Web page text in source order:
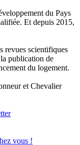
du Pays
Et depuis 2015,
revues scientifiques
publication de
du logement.
et Chevalier
vous !